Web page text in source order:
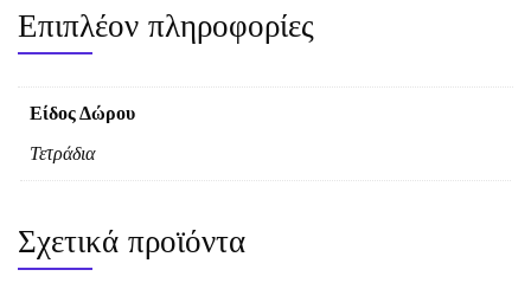
Επιπλέον πληροφορίες
Είδος Δώρου
Τετράδια
Σχετικά προϊόντα